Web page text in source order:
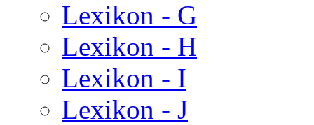
Lexikon - G
Lexikon - H
Lexikon - I
Lexikon - J